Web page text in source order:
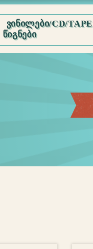
ᲕᲘᲜᲘᲚᲔᲑᲘ/CD/TAPE
ᲬᲘᲒᲜᲔᲑᲘ